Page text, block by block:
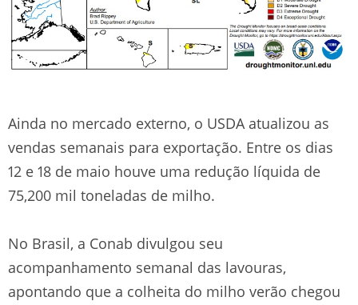
Ainda no mercado externo, o USDA atualizou as
vendas semanais para exportação. Entre os dias
12 e 18 de maio houve uma redução líquida de
75,200 mil toneladas de milho.
No Brasil, a Conab divulgou seu
acompanhamento semanal das lavouras,
apontando que a colheita do milho verão chegou